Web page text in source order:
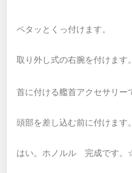
ペタッとくっ付けます。
取り外し式の右腕を付けます。
首に付ける艦首アクセサリー
頭部を差し込む前に付けます。
はい。ホノルル 完成です